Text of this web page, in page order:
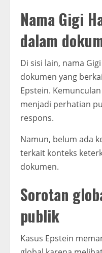
Nama Gigi
dalam
Di sisi lain, nama
dokumen yang
Epstein.
menjadi perhatian
respons.
Namun, belum ada
terkait konteks
dokumen.
Sorotan
publik
Kasus Epstein